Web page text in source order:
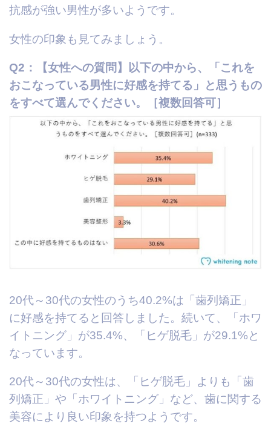
抗感が強い男性が多いようです。
女性の印象も見てみましょう。
Q2：【女性への質問】以下の中から、「これを
おこなっている男性に好感を持てる」と思うもの
をすべて選んでください。［複数回答可］
20代～30代の女性のうち40.2%は「歯列矯正」
に好感を持てると回答しました。続いて、「ホワ
イトニング」が35.4%、「ヒゲ脱毛」が29.1%と
なっています。
20代～30代の女性は、「ヒゲ脱毛」よりも「歯
列矯正」や「ホワイトニング」など、歯に関する
美容により良い印象を持つようです。